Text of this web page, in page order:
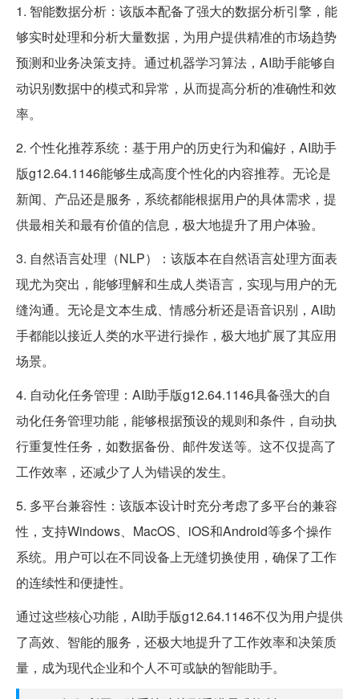
1. 智能数据分析：该版本配备了强大的数据分析引擎，能
够实时处理和分析大量数据，为用户提供精准的市场趋势
预测和业务决策支持。通过机器学习算法，AI助手能够自
动识别数据中的模式和异常，从而提高分析的准确性和效
率。
2. 个性化推荐系统：基于用户的历史行为和偏好，AI助手
版g12.64.1146能够生成高度个性化的内容推荐。无论是
新闻、产品还是服务，系统都能根据用户的具体需求，提
供最相关和最有价值的信息，极大地提升了用户体验。
3. 自然语言处理（NLP）：该版本在自然语言处理方面表
现尤为突出，能够理解和生成人类语言，实现与用户的无
缝沟通。无论是文本生成、情感分析还是语音识别，AI助
手都能以接近人类的水平进行操作，极大地扩展了其应用
场景。
4. 自动化任务管理：AI助手版g12.64.1146具备强大的自
动化任务管理功能，能够根据预设的规则和条件，自动执
行重复性任务，如数据备份、邮件发送等。这不仅提高了
工作效率，还减少了人为错误的发生。
5. 多平台兼容性：该版本设计时充分考虑了多平台的兼容
性，支持Windows、MacOS、iOS和Android等多个操作
系统。用户可以在不同设备上无缝切换使用，确保了工作
的连续性和便捷性。
通过这些核心功能，AI助手版g12.64.1146不仅为用户提供
了高效、智能的服务，还极大地提升了工作效率和决策质
量，成为现代企业和个人不可或缺的智能助手。